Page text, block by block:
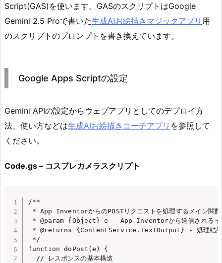
Script(GAS)を使います。GASのスクリプトはGoogle
Gemini 2.5 Proで書いた生成AIお絵描きマジックアプリ 用
のスクリプトのプロンプトを書き換えています。
Google Apps Scriptの設定
Gemini APIの設定からウェブアプリとしてのデプロイ方
法、使い方などは生成AIお絵描きコーチアプリ を参照して
ください。
Code.gs – コスプレカメラスクリプト
/**
* App InventorからのPOSTリクエストを処理するメイン関数
* @param {Object} e - App Inventorから送信されるイベ
* @returns {ContentService.TextOutput} - 処理結果（新
*/
function doPost(e) {
  // レスポンスの基本構造